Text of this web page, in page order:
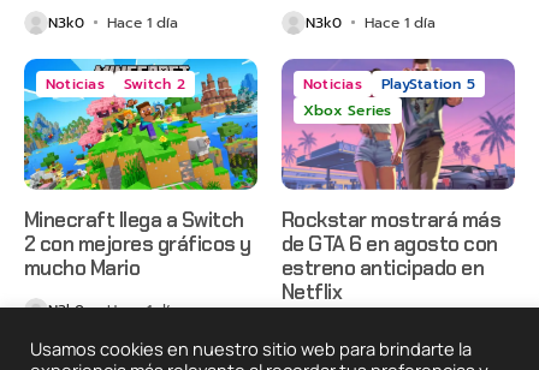
N3k0 Hace 1 día N3k0 Hace 1 día
Noticias Switch 2
Minecraft llega a Switch
2 con mejores gráficos y
mucho Mario
N3k0 Hace 1 día
Noticias
PlayStation 5
Xbox Series
Rockstar mostrará más
de GTA 6 en agosto con
estreno anticipado en
Netflix
Usamos cookies en nuestro sitio web para brindarte la